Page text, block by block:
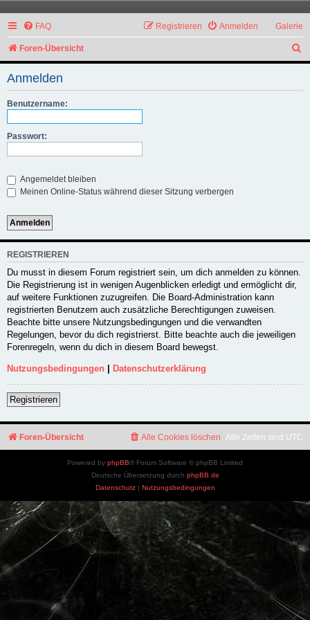
Galerie
FAQ Anmelden
Registrieren
Foren-Übersicht
u
Anmelden
Benutzername:
Passwort:
Angemeldet bleiben
Meinen Online-Status während dieser Sitzung verbergen
REGISTRIEREN
Du musst in diesem Forum registriert sein, um dich anmelden zu können.
Die Registrierung ist in wenigen Augenblicken erledigt und ermöglicht dir,
auf weitere Funktionen zuzugreifen. Die Board-Administration kann
registrierten Benutzern auch zusätzliche Berechtigungen zuweisen.
Beachte bitte unsere Nutzungsbedingungen und die verwandten
Regelungen, bevor du dich registrierst. Bitte beachte auch die jeweiligen
Forenregeln, wenn du dich in diesem Board bewegst.
Nutzungsbedingungen Datenschutzerklärung
Registrieren
Foren-Übersicht Alle Zeiten sind UTC
Alle Cookies löschen
Powered by phpBB® Forum Software © phpBB Limited
Deutsche Übersetzung durch phpBB.de
Datenschutz| Nutzungsbedingungen